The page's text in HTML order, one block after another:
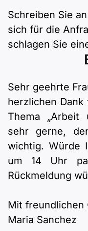
B1 ÖIF
B1 ÖSD
B2 Pflege (telc)
Spiele
Lebenslauf
Schreiben Sie
sich für die
schlagen Sie
Sehr geehrte
herzlichen
Thema „Arbeit
sehr gerne,
wichtig. Würde
um 14 Uhr
Rückmeldung
Mit freundlichen
Maria Sanchez